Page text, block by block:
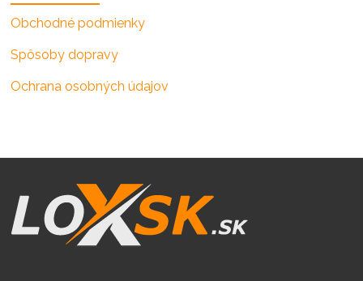
Obchodné podmienky
Spôsoby dopravy
Ochrana osobných údajov